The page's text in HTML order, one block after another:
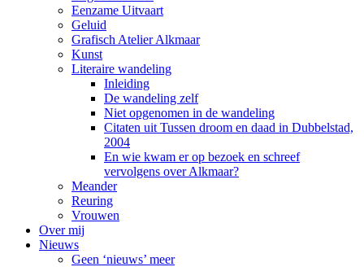
Eenzame Uitvaart
Geluid
Grafisch Atelier Alkmaar
Kunst
Literaire wandeling
Inleiding
De wandeling zelf
Niet opgenomen in de wandeling
Citaten uit Tussen droom en daad in Dubbelstad,
2004
En wie kwam er op bezoek en schreef
vervolgens over Alkmaar?
Meander
Reuring
Vrouwen
Over mij
Nieuws
Geen ‘nieuws’ meer